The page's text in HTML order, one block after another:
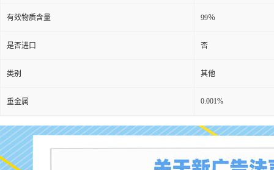
有效物质含量 99％
是否进口 否
类别 其他
重金属 0.001%